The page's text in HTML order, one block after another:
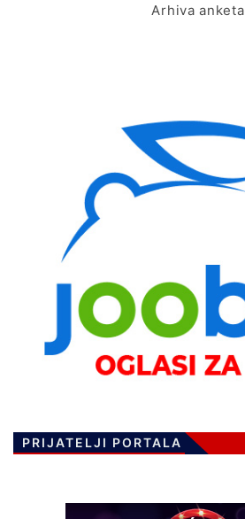
Arhiva anketa
PRIJATELJI PORTALA